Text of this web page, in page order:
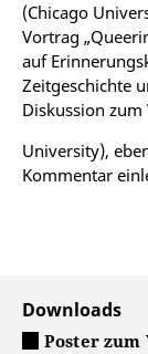
(Chicago
Vortrag
auf
Zeitgeschichte
Diskussion
University),
Kommentar
Downloads
Poster zum